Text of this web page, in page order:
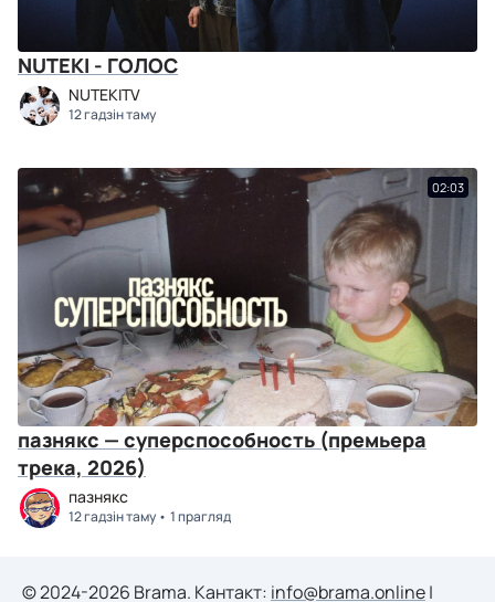
NUTEKI - ГОЛОС
NUTEKITV
12 гадзін таму
02:03
пазнякс — суперспособность (премьера
трека, 2026)
пазнякс
12 гадзін таму 1 прагляд
© 2024-2026 Brama. Кантакт: info@brama.online|